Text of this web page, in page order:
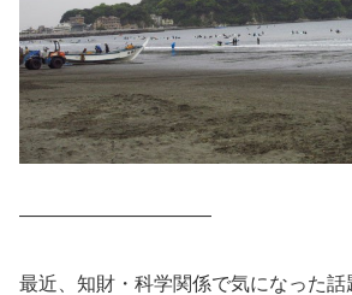
——————————
最近、知財・科学関係で気になった話